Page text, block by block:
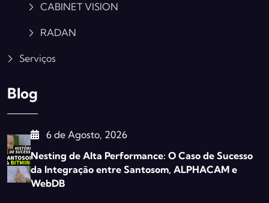
CABINET VISION
RADAN
Serviços
Blog
6 de Agosto, 2026
Nesting de Alta Performance: O Caso de Sucesso
da Integração entre Santosom, ALPHACAM e
WebDB